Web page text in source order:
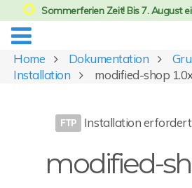
Home Dokumentation
Installation
modified-shop
Installation
modified-
Sommerferien Zeit! Bis 7. August